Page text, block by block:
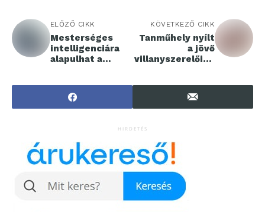
ELŐZŐ CIKK
Mesterséges
intelligenciára
alapulhat a
ügyfélszolgálat
KÖVETKEZŐ CIKK
Tanműhely nyílt
a jövő
villanyszerelőine
HIRDETÉS